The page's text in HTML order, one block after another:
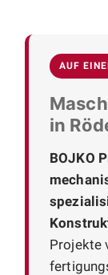
AUF
in
BOJKO
Projekte